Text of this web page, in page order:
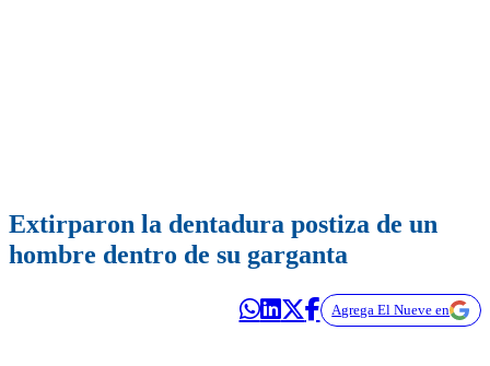
Extirparon la dentadura postiza de un
hombre dentro de su garganta
Agrega El Nueve en